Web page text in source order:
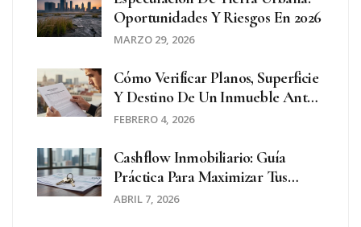
Oportunidades Y Riesgos En 2026
MARZO 29, 2026
Cómo Verificar Planos, Superficie
Y Destino De Un Inmueble Antes
De Comprar: Guía Definitiva
FEBRERO 4, 2026
Cashflow Inmobiliario: Guía
Práctica Para Maximizar Tus
Ingresos Mensuales
ABRIL 7, 2026